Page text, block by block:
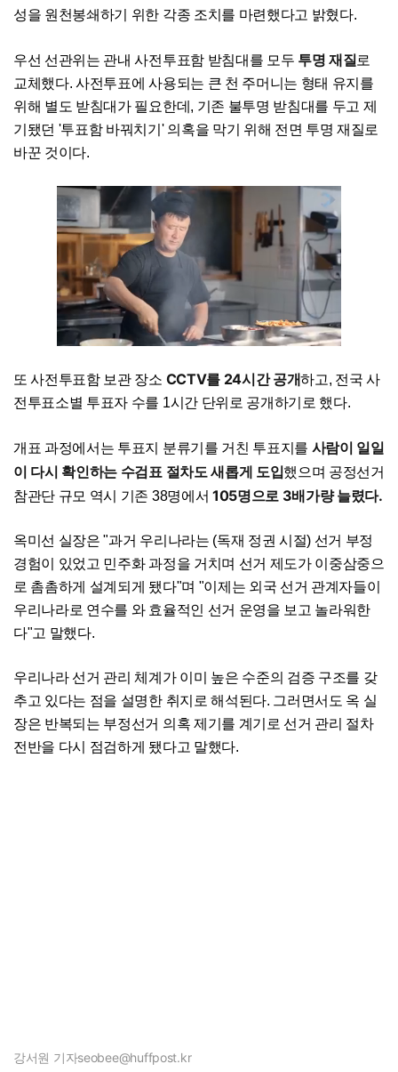
성을 원천봉쇄하기 위한 각종 조치를 마련했다고 밝혔다.
우선 선관위는 관내 사전투표함 받침대를 모두 투명 재질로
교체했다. 사전투표에 사용되는 큰 천 주머니는 형태 유지를
위해 별도 받침대가 필요한데, 기존 불투명 받침대를 두고 제
기됐던 '투표함 바꿔치기' 의혹을 막기 위해 전면 투명 재질로
바꾼 것이다.
또 사전투표함 보관 장소 CCTV를 24시간 공개하고, 전국 사
전투표소별 투표자 수를 1시간 단위로 공개하기로 했다.
개표 과정에서는 투표지 분류기를 거친 투표지를 사람이 일일
이 다시 확인하는 수검표 절차도 새롭게 도입했으며 공정선거
참관단 규모 역시 기존 38명에서 105명으로 3배가량 늘렸다.
옥미선 실장은 "과거 우리나라는 (독재 정권 시절) 선거 부정
경험이 있었고 민주화 과정을 거치며 선거 제도가 이중삼중으
로 촘촘하게 설계되게 됐다"며 "이제는 외국 선거 관계자들이
우리나라로 연수를 와 효율적인 선거 운영을 보고 놀라워한
다"고 말했다.
우리나라 선거 관리 체계가 이미 높은 수준의 검증 구조를 갖
추고 있다는 점을 설명한 취지로 해석된다. 그러면서도 옥 실
장은 반복되는 부정선거 의혹 제기를 계기로 선거 관리 절차
전반을 다시 점검하게 됐다고 말했다.
강서원 기자seobee@huffpost.kr